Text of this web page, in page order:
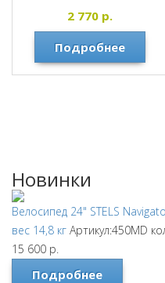
BESTWAY
2 770 р.
Подробнее
Новинки
Велосипед 24" STELS
вес 14,8 кг Артикул:450MD
15 600 р.
Подробнее